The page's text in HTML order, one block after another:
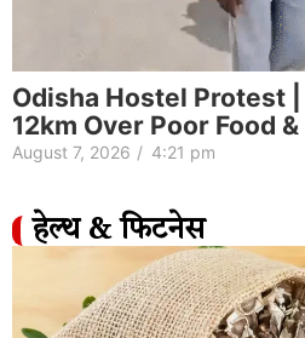
Odisha Hostel Protest
12km Over Poor Food
August 7, 2026 / 4:21 pm
हेल्थ & फिटनेस